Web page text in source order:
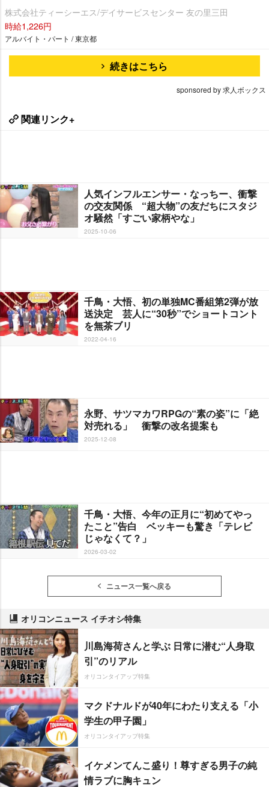
株式会社ティーシーエス/デイサービスセンター 友の里三田
時給1,226円
アルバイト・パート / 東京都
続きはこちら
sponsored by 求人ボックス
関連リンク+
人気インフルエンサー・なっちー、衝撃
の交友関係 “超大物”の友だちにスタジ
オ騒然「すごい家柄やな」
2025-10-06
千鳥・大悟、初の単独MC番組第2弾が放
送決定 芸人に“30秒”でショートコント
を無茶ブリ
2022-04-16
永野、サツマカワRPGの“素の姿”に「絶
対売れる」 衝撃の改名提案も
2025-12-08
千鳥・大悟、今年の正月に“初めてやっ
たこと”告白 ベッキーも驚き「テレビ
じゃなくて？」
2026-03-02
ニュース一覧へ戻る
オリコンニュース イチオシ特集
川島海荷さんと学ぶ 日常に潜む“人身取
引”のリアル
オリコンタイアップ特集
マクドナルドが40年にわたり支える「小
学生の甲子園」
オリコンタイアップ特集
イケメンてんこ盛り！尊すぎる男子の純
情ラブに胸キュン